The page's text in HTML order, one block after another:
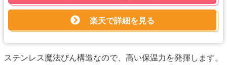
楽天で詳細を見る
ステンレス魔法びん構造なので、高い保温力を発揮します。